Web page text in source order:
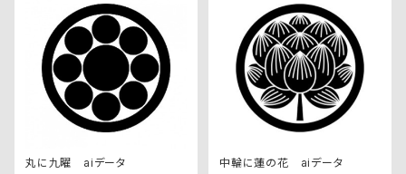
丸に九曜 aiデータ 中輪に蓮の花 aiデータ